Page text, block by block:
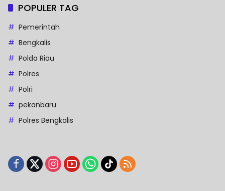
POPULER TAG
Pemerintah
Bengkalis
Polda Riau
Polres
Polri
pekanbaru
Polres Bengkalis